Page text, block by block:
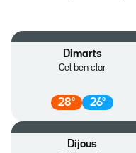
Dimarts
Cel ben clar
28º 26º
Dijous